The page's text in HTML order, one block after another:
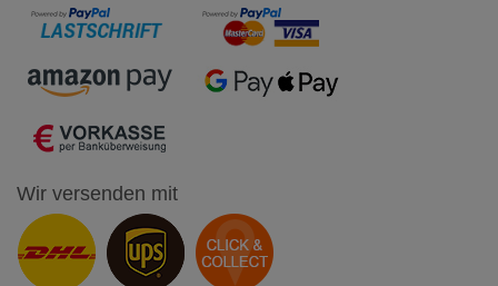
Wir versenden mit